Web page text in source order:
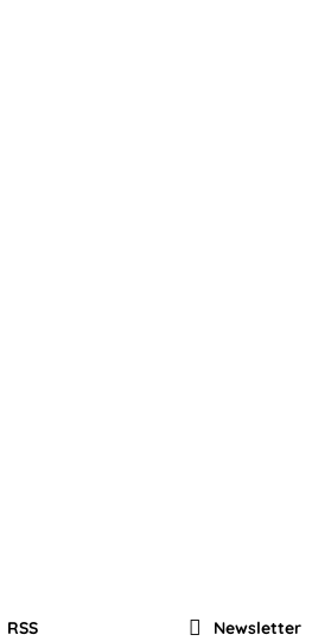
RSS Newsletter